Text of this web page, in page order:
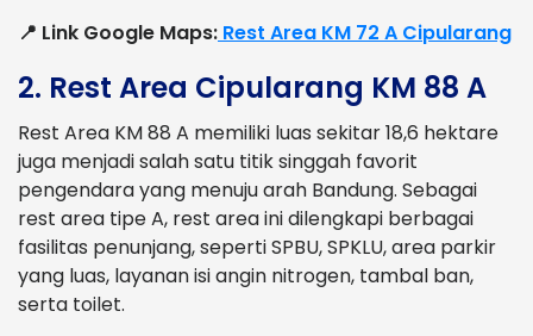
📍 Link Google Maps: Rest Area KM 72 A Cipularang
2. Rest Area Cipularang KM 88 A
Rest Area KM 88 A memiliki luas sekitar 18,6 hektare
juga menjadi salah satu titik singgah favorit
pengendara yang menuju arah Bandung. Sebagai
rest area tipe A, rest area ini dilengkapi berbagai
fasilitas penunjang, seperti SPBU, SPKLU, area parkir
yang luas, layanan isi angin nitrogen, tambal ban,
serta toilet.